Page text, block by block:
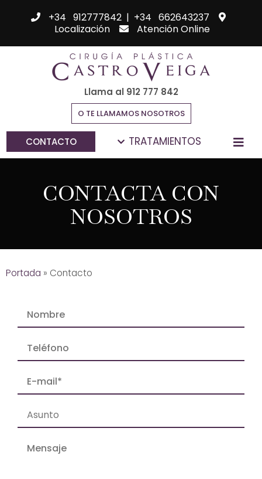
+34 912777842| +34 662643237
Localización
Atención Online
Llama al 912 777 842
O TE LLAMAMOS NOSOTROS
CONTACTO TRATAMIENTOS
CONTACTA CON
NOSOTROS
Portada » Contacto